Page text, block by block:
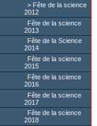
Fête de la science
2012
Fête de la science
2013
Fête de la Science
2014
Fête de la science
2015
Fête de la science
2016
Fête de la science
2017
Fête de la science
2018